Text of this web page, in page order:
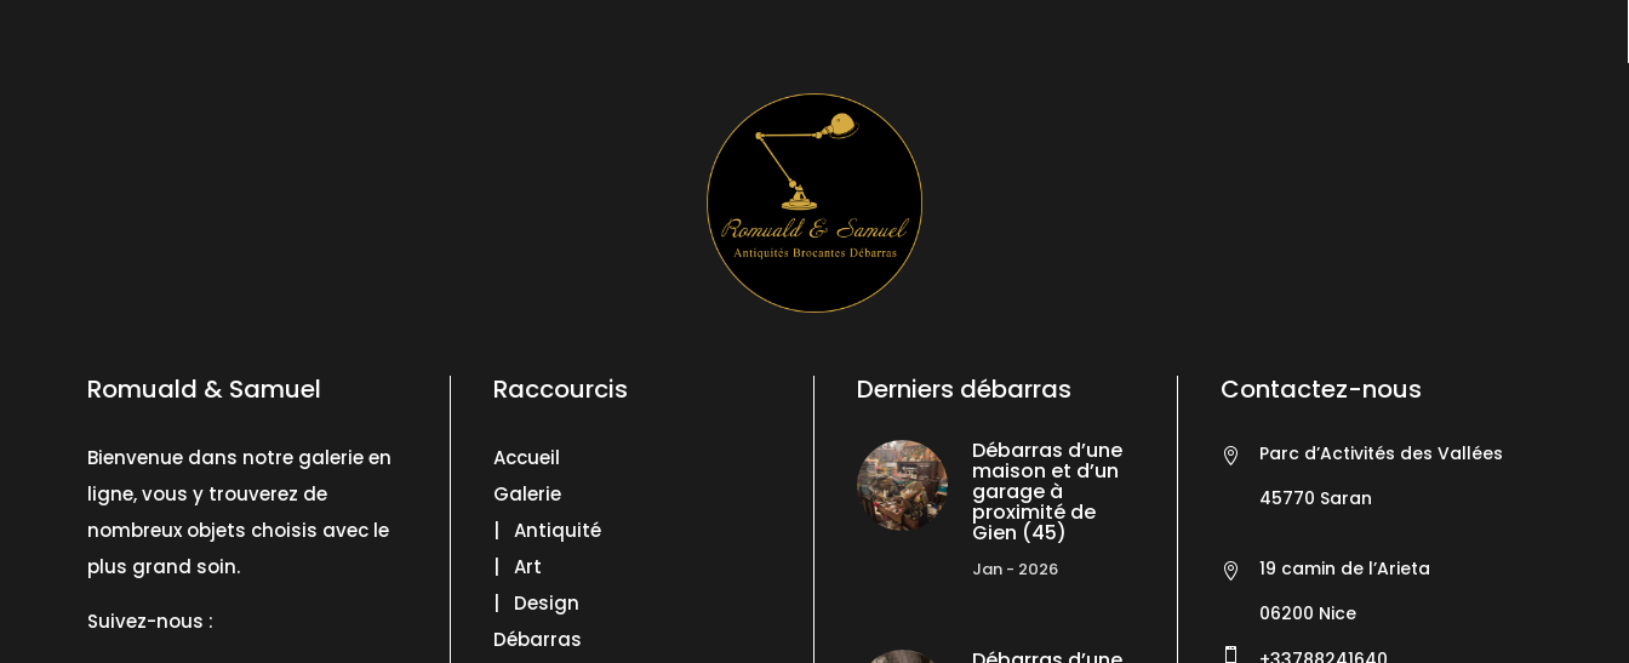
Romuald & Samuel
Bienvenue dans notre galerie en
ligne, vous y trouverez de
nombreux objets choisis avec le
plus grand soin.
Suivez-nous :
Raccourcis
Accueil
Galerie
| Antiquité
| Art
| Design
Débarras
Derniers débarras
Débarras d’une
maison et d’un
garage à
proximité de
Gien (45)
Jan - 2026
Contactez-nous

Parc d’Activités des Vallées
45770 Saran

19 camin de l’Arieta
06200 Nice
